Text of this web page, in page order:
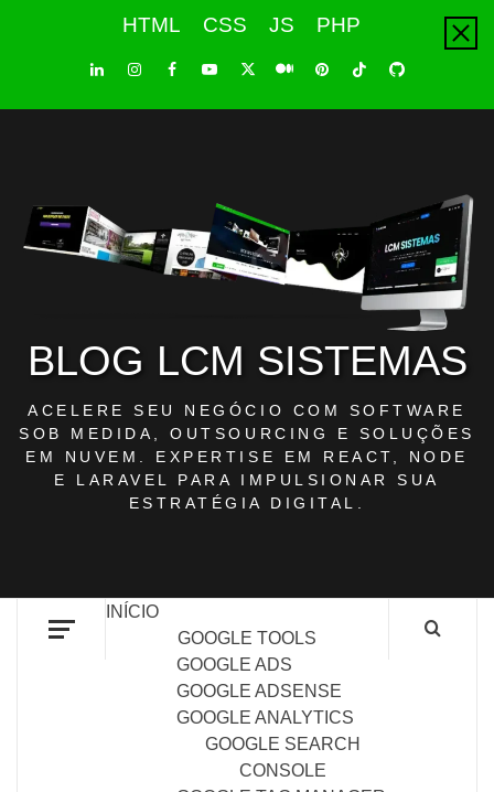
HTML CSS JS PHP
LinkedInInstagramFacebookYoutube
X PinterestTiktokGithub
BLOG LCM SISTEMAS
ACELERE SEU NEGÓCIO COM SOFTWARE
SOB MEDIDA, OUTSOURCING E SOLUÇÕES
EM NUVEM. EXPERTISE EM REACT, NODE
E LARAVEL PARA IMPULSIONAR SUA
ESTRATÉGIA DIGITAL.
INÍCIO
GOOGLE TOOLS
GOOGLE ADS
GOOGLE ADSENSE
GOOGLE ANALYTICS
GOOGLE SEARCH
CONSOLE